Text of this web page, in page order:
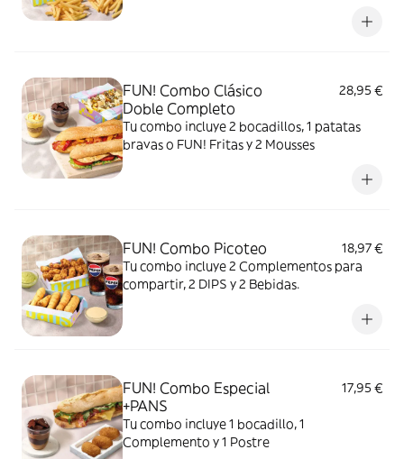
FUN! Combo Clásico
Doble Completo
28,95 €
Tu combo incluye 2 bocadillos, 1 patatas
bravas o FUN! Fritas y 2 Mousses
FUN! Combo Picoteo
18,97 €
Tu combo incluye 2 Complementos para
compartir, 2 DIPS y 2 Bebidas.
FUN! Combo Especial
+PANS
17,95 €
Tu combo incluye 1 bocadillo, 1
Complemento y 1 Postre